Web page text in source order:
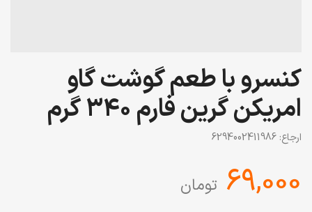
کنسرو با طعم گوشت گاو
امریکن گرین فارم 340 گرم
ارجاع: 6294002411986
‎69,000 تومان